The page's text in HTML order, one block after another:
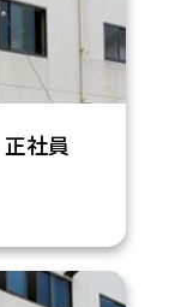
社員